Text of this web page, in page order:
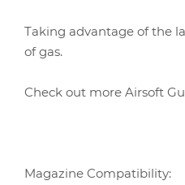
Taking advantage of the
of gas.
Check out more Airsoft
Magazine Compatibility: